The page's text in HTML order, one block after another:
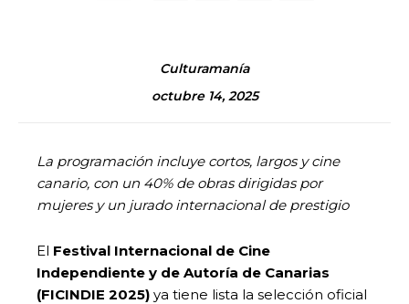
Culturamanía
octubre 14, 2025
La programación incluye cortos, largos y cine
canario, con un 40% de obras dirigidas por
mujeres y un jurado internacional de prestigio
El Festival Internacional de Cine
Independiente y de Autoría de Canarias
(FICINDIE 2025) ya tiene lista la selección oficial